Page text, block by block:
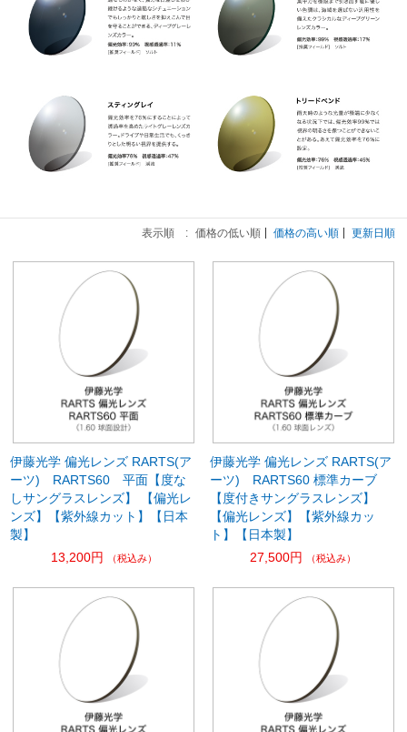
表示順 : 価格の低い順 価格の高い順 更新日順
伊藤光学 偏光レンズ RARTS(ア
ーツ) RARTS60 平面【度な
しサングラスレンズ】 【偏光レ
ンズ】【紫外線カット】【日本
製】
13,200円
（税込み）
伊藤光学 偏光レンズ RARTS(ア
ーツ) RARTS60 標準カーブ
【度付きサングラスレンズ】
【偏光レンズ】【紫外線カッ
ト】【日本製】
27,500円
（税込み）